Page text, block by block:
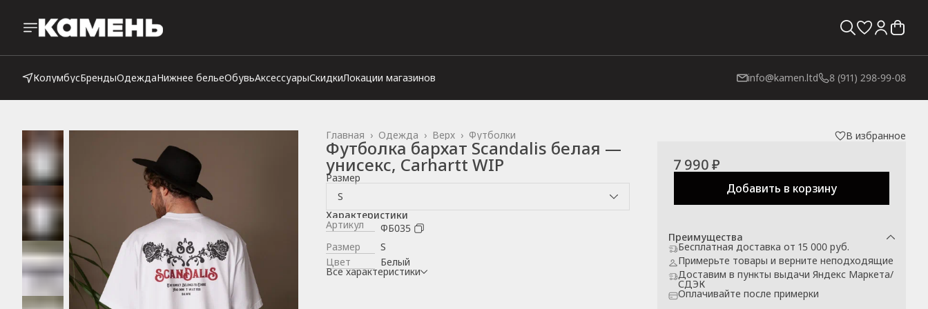
КолумбусБрендыОдеждаНижнее бельеОбувьАксессуарыСкидкиЛокации магазинов info@kamen.ltd 8 (911) 298-99-08
Футболки
Верх ›
Одежда ›
Главная ›
Футболка бархат Scandalis белая —
унисекс, Carhartt WIP
Размер
S
Характеристики
Артикул
ФБ035
Размер
S
Цвет
Белый
Все характеристики
В избранное
7 990 ₽
Добавить в корзину
Преимущества
Бесплатная доставка от 15 000 руб.
Примерьте товары и верните неподходящие
Доставим в пункты выдачи Яндекс Маркета/
СДЭК
Оплачивайте после примерки